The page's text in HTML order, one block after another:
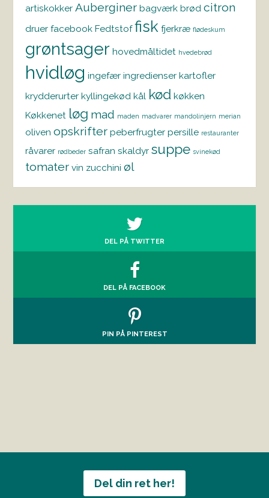
artiskokker Auberginer bagværk brød citron
druer facebook Fedtstof fisk fjerkræ flødeskum
grøntsager hovedmåltidet hvedebrød
hvidløg ingefær ingredienser kartofler
krydderurter kyllingekød kål kød køkken
Køkkenet løg mad maden madvarer mandolinjern merian
oliven opskrifter peberfrugter persille restauranter
råvarer rødbeder safran skaldyr suppe svinekød
tomater vin zucchini øl
DEL PÅ TWITTER
DEL PÅ FACEBOOK
PIN PÅ PINTEREST
Del din ret her!